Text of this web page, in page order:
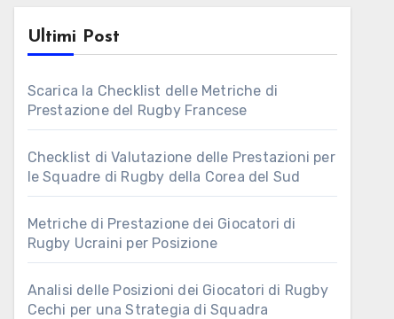
Ultimi Post
Scarica la Checklist delle Metriche di
Prestazione del Rugby Francese
Checklist di Valutazione delle Prestazioni per
le Squadre di Rugby della Corea del Sud
Metriche di Prestazione dei Giocatori di
Rugby Ucraini per Posizione
Analisi delle Posizioni dei Giocatori di Rugby
Cechi per una Strategia di Squadra